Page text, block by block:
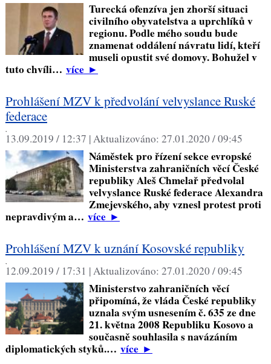
Turecká ofenzíva jen zhorší situaci
civilního obyvatelstva a uprchlíků v
regionu. Podle mého soudu bude
znamenat oddálení návratu lidí, kteří
museli opustit své domovy. Bohužel v
tuto chvíli… více►
Prohlášení MZV k předvolání velvyslance Ruské
federace
,
13.09.2019 / 12:37 |Aktualizováno: 27.01.2020 / 09:45
Náměstek pro řízení sekce evropské
Ministerstva zahraničních věcí České
republiky Aleš Chmelař předvolal
velvyslance Ruské federace Alexandra
Zmejevského, aby vznesl protest proti
nepravdivým a… více►
Prohlášení MZV k uznání Kosovské republiky
,
12.09.2019 / 17:31 |Aktualizováno: 27.01.2020 / 09:45
Ministerstvo zahraničních věcí
připomíná, že vláda České republiky
uznala svým usnesením č. 635 ze dne
21. května 2008 Republiku Kosovo a
současně souhlasila s navázáním
diplomatických styků.… více►